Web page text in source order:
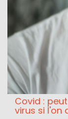
Covid :
virus si l'on